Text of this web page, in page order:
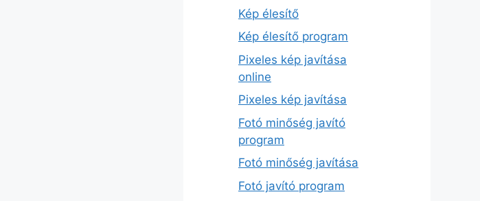
Kép élesítő
Kép élesítő program
Pixeles kép javítása
online
Pixeles kép javítása
Fotó minőség javító
program
Fotó minőség javítása
Fotó javító program